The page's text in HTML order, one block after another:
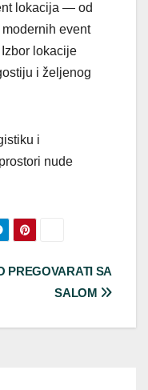
lokacija — od
event
lokacije
i željenog
i
nude
PREGOVARATI SA
SALOM